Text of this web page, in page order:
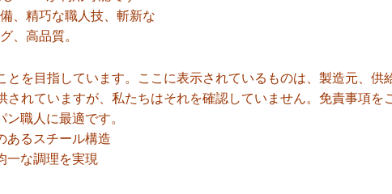
、精巧な職人技、斬新な
、高品質。
とを目指しています。ここに表示されているものは、製造元、供
されていますが、私たちはそれを確認していません。 免責事項を
職人に最適です。
あるスチール構造
一な調理を実現